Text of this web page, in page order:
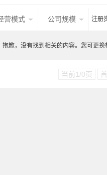
营模式 公司规模 注册
抱歉，没有找到相关的内容。您可更
当前1/0页